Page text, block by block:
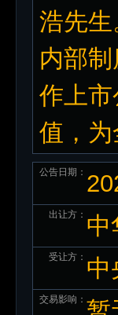
浩先
内部
作上
值，
公告日期：
出让方： 中
受让方： 中
交易影响：